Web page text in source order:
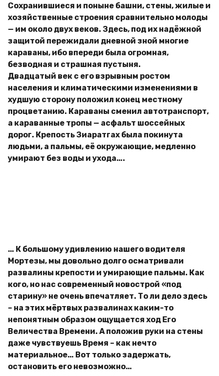
Сохранившиеся и поныне башни, стены, жилые и
хозяйственные строения сравнительно молоды
— им около двух веков. Здесь, под их надёжной
защитой пережидали дневной зной многие
караваны, ибо впереди была огромная,
безводная и страшная пустыня.
Двадцатый век с его взрывным ростом
населения и климатическими изменениями в
худшую сторону положил конец местному
процветанию. Караваны сменил автотранспорт,
а караванные тропы — асфальт шоссейных
дорог. Крепость Зиаратгах была покинута
людьми, а пальмы, её окружающие, медленно
умирают без воды и ухода….
… К большому удивлению нашего водителя
Мортезы, мы довольно долго осматривали
развалины крепости и умирающие пальмы. Как
кого, но нас современный новострой «под
старину» не очень впечатляет. То ли дело здесь
– на этих мёртвых развалинах каким-то
непонятным образом ощущается ход Его
Величества Времени. А положив руки на стены
даже чувствуешь Время – как нечто
материальное… Вот только задержать,
остановить его невозможно…